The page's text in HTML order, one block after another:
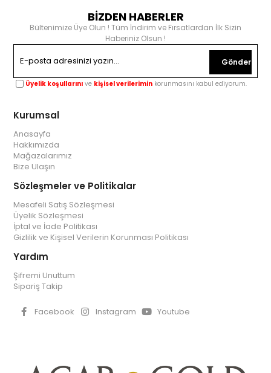
BİZDEN HABERLER
Bültenimize Üye Olun ! Tüm İndirim ve Fırsatlardan İlk Sizin
Haberiniz Olsun !
Gönder
Üyelik koşullarını ve kişisel verilerimin korunmasını kabul ediyorum.
Kurumsal
Anasayfa
Hakkımızda
Mağazalarımız
Bize Ulaşın
Sözleşmeler ve Politikalar
Mesafeli Satış Sözleşmesi
Üyelik Sözleşmesi
İptal ve İade Politikası
Gizlilik ve Kişisel Verilerin Korunması Politikası
Yardım
Şifremi Unuttum
Sipariş Takip
Facebook Instagram Youtube